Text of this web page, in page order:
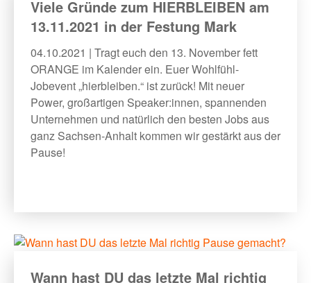
Viele Gründe zum HIERBLEIBEN am
13.11.2021 in der Festung Mark
04.10.2021 | Tragt euch den 13. November fett
ORANGE im Kalender ein. Euer Wohlfühl-
Jobevent „hierbleiben.“ ist zurück! Mit neuer
Power, großartigen Speaker:innen, spannenden
Unternehmen und natürlich den besten Jobs aus
ganz Sachsen-Anhalt kommen wir gestärkt aus der
Pause!
Wann hast DU das letzte Mal richtig